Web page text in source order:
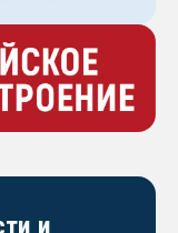
и